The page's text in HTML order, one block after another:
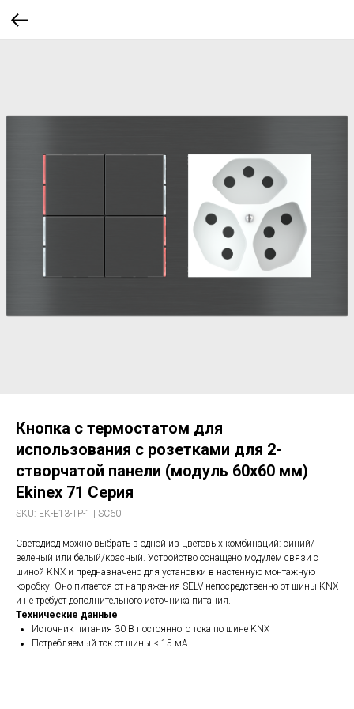
Кнопка с термостатом для
использования с розетками для 2-
створчатой панели (модуль 60x60 мм)
Ekinex 71 Серия
SKU: EK-E13-TP-1 | SC60
Светодиод можно выбрать в одной из цветовых комбинаций: синий/
зеленый или белый/красный. Устройство оснащено модулем связи с
шиной KNX и предназначено для установки в настенную монтажную
коробку. Оно питается от напряжения SELV непосредственно от шины KNX
и не требует дополнительного источника питания.
Технические данные
Источник питания 30 В постоянного тока по шине KNX
Потребляемый ток от шины < 15 мА